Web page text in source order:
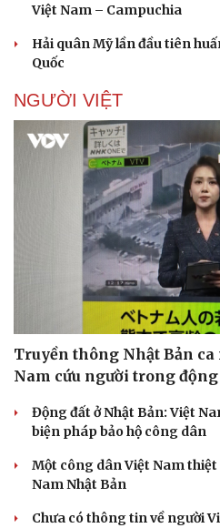
Việt Nam – Campuchia
Hải quân Mỹ lần đầu tiên
Quốc
NGƯỜI VIỆT
Truyền thông Nhật Bản
Nam cứu người trong động
Động đất ở Nhật Bản: Việt
biện pháp bảo hộ công dân
Một công dân Việt Nam
Nam Nhật Bản
Chưa có thông tin về người